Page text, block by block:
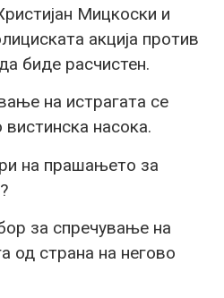
Мицкоски и
акција против
биде расчистен.
на истрагата се
насока.
на прашањето за
за спречување на
од страна на негово